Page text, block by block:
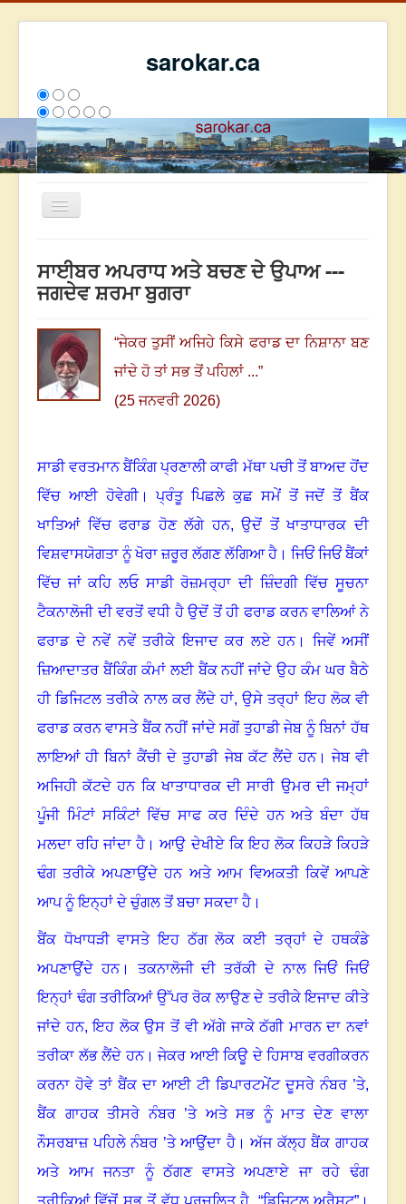
sarokar.ca
Toggle
ਰਚਨਾਵਾਂ
ਸੰਪਰਕ
We have 371 guests and no members online
2802586
ਇਸ ਹਫਤੇ30020
ਸਾਈਬਰ ਅਪਰਾਧ ਅਤੇ ਬਚਣ ਦੇ ਉਪਾਅ ---
ਜਗਦੇਵ ਸ਼ਰਮਾ ਬੁਗਰਾ
“ਜੇਕਰ ਤੁਸੀਂ ਅਜਿਹੇ ਕਿਸੇ ਫਰਾਡ ਦਾ ਨਿਸ਼ਾਨਾ ਬਣ
ਜਾਂਦੇ ਹੋ ਤਾਂ ਸਭ ਤੋਂ ਪਹਿਲਾਂ ...”
(25 ਜਨਵਰੀ 2026)
ਸਾਡੀ ਵਰਤਮਾਨ ਬੈਂਕਿੰਗ ਪ੍ਰਣਾਲੀ ਕਾਫੀ ਮੱਥਾ ਪਚੀ ਤੋਂ ਬਾਅਦ ਹੋਂਦ
ਵਿੱਚ ਆਈ ਹੋਵੇਗੀ।ਪ੍ਰੰਤੂ ਪਿਛਲੇ ਕੁਛ ਸਮੇਂ ਤੋਂ ਜਦੋਂ ਤੋਂ ਬੈਂਕ
ਖਾਤਿਆਂ ਵਿੱਚ ਫਰਾਡ ਹੋਣ ਲੱਗੇ ਹਨ, ਉਦੋਂ ਤੋਂ ਖਾਤਾਧਾਰਕ ਦੀ
ਵਿਸ਼ਵਾਸਯੋਗਤਾ ਨੂੰ ਖੋਰਾ ਜ਼ਰੂਰ ਲੱਗਣ ਲੱਗਿਆ ਹੈ । ਜਿਓਂ ਜਿਓਂ ਬੈਂਕਾਂ
ਵਿੱਚ ਜਾਂ ਕਹਿ ਲਓ ਸਾਡੀ ਰੋਜ਼ਮਰ੍ਹਾ ਦੀ ਜ਼ਿੰਦਗੀ ਵਿੱਚ ਸੂਚਨਾ
ਟੈਕਨਾਲੋਜੀ ਦੀ ਵਰਤੋਂ ਵਧੀ ਹੈ ਉਦੋਂ ਤੋਂ ਹੀ ਫਰਾਡ ਕਰਨ ਵਾਲਿਆਂ ਨੇ
ਫਰਾਡ ਦੇ ਨਵੇਂ ਨਵੇਂ ਤਰੀਕੇ ਇਜਾਦ ਕਰ ਲਏ ਹਨ। ਜਿਵੇਂ ਅਸੀਂ
ਜ਼ਿਆਦਾਤਰ ਬੈਂਕਿੰਗ ਕੰਮਾਂ ਲਈ ਬੈਂਕ ਨਹੀਂ ਜਾਂਦੇ ਉਹ ਕੰਮ ਘਰ ਬੈਠੇ
ਹੀ ਡਿਜਿਟਲ ਤਰੀਕੇ ਨਾਲ ਕਰ ਲੈਂਦੇ ਹਾਂ,ਉਸੇ ਤਰ੍ਹਾਂ ਇਹ ਲੋਕ ਵੀ
ਫਰਾਡ ਕਰਨ ਵਾਸਤੇ ਬੈਂਕ ਨਹੀਂ ਜਾਂਦੇ ਸਗੋਂ ਤੁਹਾਡੀ ਜੇਬ ਨੂੰ ਬਿਨਾਂ ਹੱਥ
ਲਾਇਆਂ ਹੀ ਬਿਨਾਂ ਕੈਂਚੀ ਦੇ ਤੁਹਾਡੀ ਜੇਬ ਕੱਟ ਲੈਂਦੇ ਹਨ।ਜੇਬ ਵੀ
ਅਜਿਹੀ ਕੱਟਦੇ ਹਨ ਕਿ ਖਾਤਾਧਾਰਕ ਦੀ ਸਾਰੀ ਉਮਰ ਦੀ ਜਮ੍ਹਾਂ
ਪੂੰਜੀ ਮਿੰਟਾਂ ਸਕਿੰਟਾਂ ਵਿੱਚ ਸਾਫ ਕਰ ਦਿੰਦੇ ਹਨ ਅਤੇ ਬੰਦਾ ਹੱਥ
ਮਲਦਾ ਰਹਿ ਜਾਂਦਾ ਹੈ । ਆਉ ਦੇਖੀਏ ਕਿ ਇਹ ਲੋਕ ਕਿਹੜੇ ਕਿਹੜੇ
ਢੰਗ ਤਰੀਕੇ ਅਪਣਾਉਂਦੇ ਹਨ ਅਤੇ ਆਮ ਵਿਅਕਤੀ ਕਿਵੇਂ ਆਪਣੇ
ਆਪ ਨੂੰ ਇਨ੍ਹਾਂ ਦੇ ਚੁੰਗਲ ਤੋਂ ਬਚਾ ਸਕਦਾ ਹੈ ।
ਬੈਂਕ ਧੋਖਾਧੜੀ ਵਾਸਤੇ ਇਹ ਠੱਗ ਲੋਕ ਕਈ ਤਰ੍ਹਾਂ ਦੇ ਹਥਕੰਡੇ
ਅਪਣਾਉਂਦੇ ਹਨ। ਤਕਨਾਲੋਜੀ ਦੀ ਤਰੱਕੀ ਦੇ ਨਾਲ ਜਿਓਂ ਜਿਓਂ
ਇਨ੍ਹਾਂ ਢੰਗ ਤਰੀਕਿਆਂ ਉੱਪਰ ਰੋਕ ਲਾਉਣ ਦੇ ਤਰੀਕੇ ਇਜਾਦ ਕੀਤੇ
ਜਾਂਦੇ ਹਨ, ਇਹ ਲੋਕ ਉਸ ਤੋਂ ਵੀ ਅੱਗੇ ਜਾਕੇ ਠੱਗੀ ਮਾਰਨ ਦਾ ਨਵਾਂ
ਤਰੀਕਾ ਲੱਭ ਲੈਂਦੇ ਹਨ।ਜੇਕਰ ਆਈ ਕਿਊ ਦੇ ਹਿਸਾਬ ਵਰਗੀਕਰਨ
ਕਰਨਾ ਹੋਵੇ ਤਾਂ ਬੈਂਕ ਦਾ ਆਈ ਟੀ ਡਿਪਾਰਟਮੇਂਟ ਦੂਸਰੇ ਨੰਬਰ ’ਤੇ,
ਬੈਂਕ ਗਾਹਕ ਤੀਸਰੇ ਨੰਬਰ ’ਤੇ ਅਤੇ ਸਭ ਨੂੰ ਮਾਤ ਦੇਣ ਵਾਲਾ
ਨੌਸਰਬਾਜ਼ ਪਹਿਲੇ ਨੰਬਰ ’ਤੇ ਆਉਂਦਾ ਹੈ।ਅੱਜ ਕੱਲ੍ਹ ਬੈਂਕ ਗਾਹਕ
ਅਤੇ ਆਮ ਜਨਤਾ ਨੂੰ ਠੱਗਣ ਵਾਸਤੇ ਅਪਣਾਏ ਜਾ ਰਹੇ ਢੰਗ